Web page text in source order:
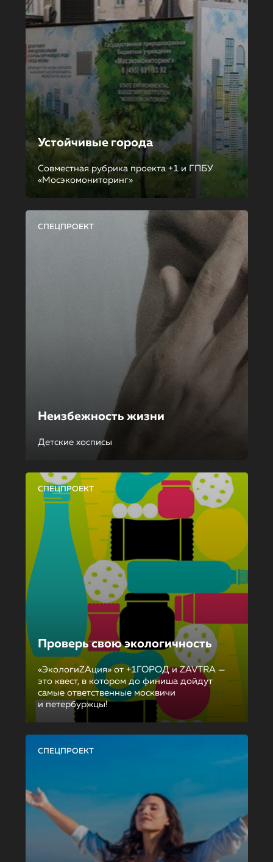
Устойчивые города
Совместная рубрика проекта +1 и ГПБУ
«Мосэкомониторинг»
СПЕЦПРОЕКТ
Неизбежность жизни
Детские хосписы
СПЕЦПРОЕКТ
Проверь свою экологичность
«ЭкологиZAция» от +1ГОРОД и ZAVTRA —
это квест, в котором до финиша дойдут
самые ответственные москвичи
и петербуржцы!
СПЕЦПРОЕКТ